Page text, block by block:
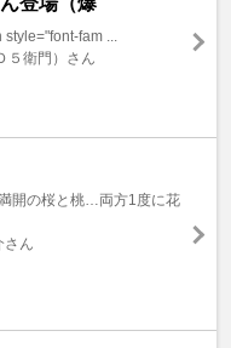
fam ...
５衛門）さん
開の桜と桃…両方1度に花
さん